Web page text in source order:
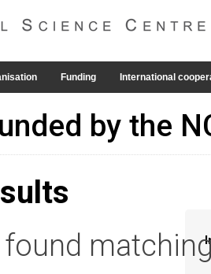
Funding International
by the